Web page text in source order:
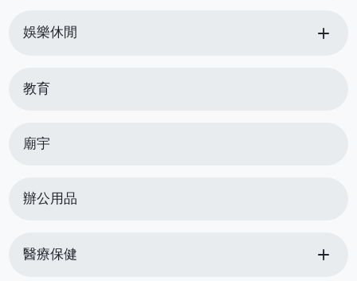
娛樂休閒 add
教育
廟宇
辦公用品
醫療保健 add